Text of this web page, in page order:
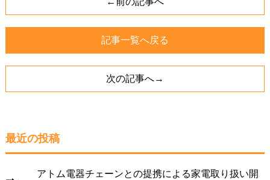
記事一覧へ戻る
次の記事へ→
最近の投稿
アトム電器チェーンとの提携による家電取り扱い開